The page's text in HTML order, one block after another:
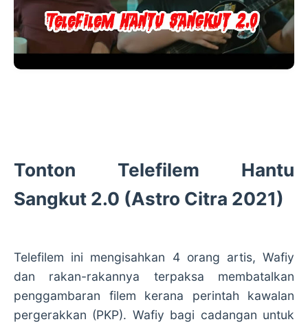
Tonton Telefilem Hantu
Sangkut 2.0 (Astro Citra 2021)
Telefilem ini mengisahkan 4 orang artis, Wafiy
dan rakan-rakannya terpaksa membatalkan
penggambaran filem kerana perintah kawalan
pergerakkan (PKP). Wafiy bagi cadangan untuk